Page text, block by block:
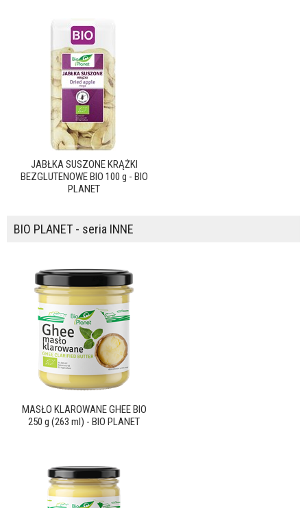
JABŁKA SUSZONE KRĄŻKI
BEZGLUTENOWE BIO 100 g - BIO
PLANET
BIO PLANET - seria INNE
MASŁO KLAROWANE GHEE BIO
250 g (263 ml) - BIO PLANET